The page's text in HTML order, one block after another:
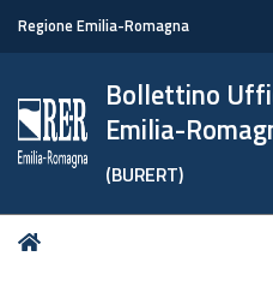
Regione Emilia-Romagna
Bollettino
Emilia-
(BURERT)
Tu